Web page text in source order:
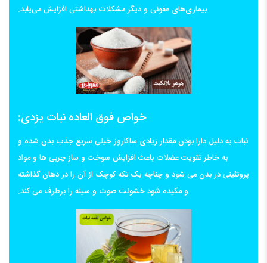
بیماری‌های عفونی و دیگر مشکلات بهداشتی افزایش می‌یابد.
خواص فوق العاده نبات یزدی:
نبات به دلیل دارا بودن مقدار زیادی ساکاروز خیلی سریع جذب بدن شده و
به خاطر تقویت عضلات باعث افزایش سوخت و ساز چربی ها و مواد
پروتئینی در بدن می شود و چناچه یک تکه کوچک از آن را در دهان گذاشته
و مکیده شود خشونت صوت و سینه را برطرف می کند.